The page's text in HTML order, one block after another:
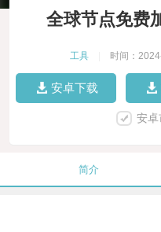
全球节点免费
工具 时间：
安卓下载
安卓
简介